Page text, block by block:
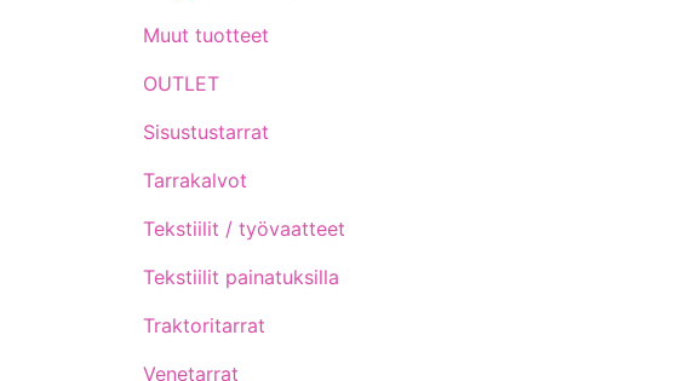
Muut tuotteet
OUTLET
Sisustustarrat
Tarrakalvot
Tekstiilit / työvaatteet
Tekstiilit painatuksilla
Traktoritarrat
Venetarrat